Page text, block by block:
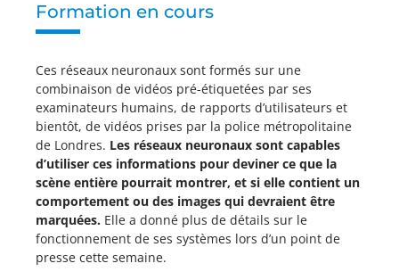
Formation en cours
Ces réseaux neuronaux sont formés sur une
combinaison de vidéos pré-étiquetées par ses
examinateurs humains, de rapports d’utilisateurs et
bientôt, de vidéos prises par la police métropolitaine
de Londres. Les réseaux neuronaux sont capables
d’utiliser ces informations pour deviner ce que la
scène entière pourrait montrer, et si elle contient un
comportement ou des images qui devraient être
marquées. Elle a donné plus de détails sur le
fonctionnement de ses systèmes lors d’un point de
presse cette semaine.